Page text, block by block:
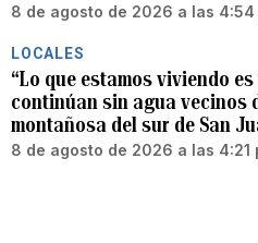
8 de agosto de 2026 a las 4:54
LOCALES
“Lo que estamos viviendo
continúan sin agua vecinos
montañosa del sur de San
8 de agosto de 2026 a las 4:21